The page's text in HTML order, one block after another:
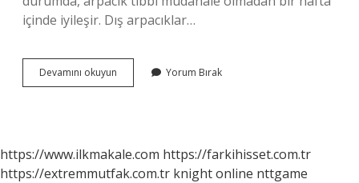
içinde iyileşir. Dış arpacıklar…
Devamını okuyun
Arpacık
Yorum Bırak
https://www.ilkmakale.com https://farkihisset.com.tr
https://extremmutfak.com.tr knight online nttgame